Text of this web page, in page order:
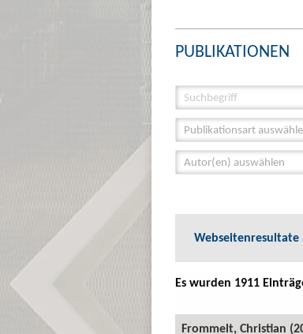
PUBLIKATIONEN
Publikationsart
Autor(en) auswählen
Webseitenresultate
Es wurden 1911
Frommelt, Christian